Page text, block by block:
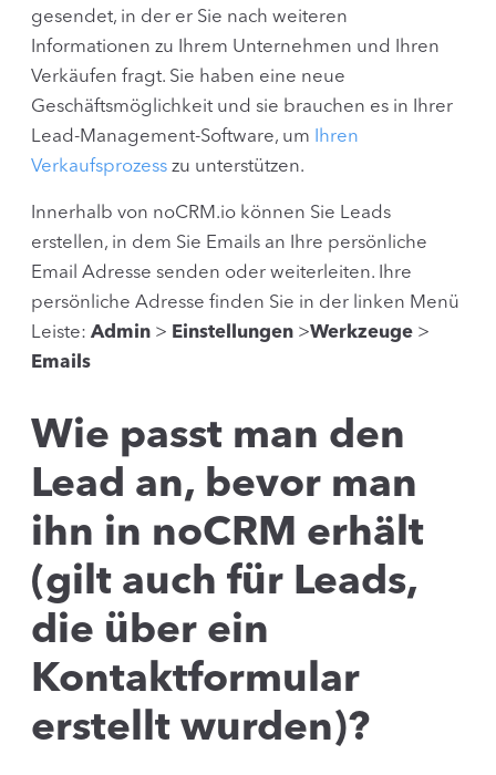
gesendet, in der er Sie nach weiteren
Informationen zu Ihrem Unternehmen und Ihren
Verkäufen fragt. Sie haben eine neue
Geschäftsmöglichkeit und sie brauchen es in Ihrer
Lead-Management-Software, um
Ihren
Verkaufsprozess zu unterstützen.
Innerhalb von noCRM.io können Sie Leads
erstellen, in dem Sie Emails an Ihre persönliche
Email Adresse senden oder weiterleiten. Ihre
persönliche Adresse finden Sie in der linken Menü
Leiste: Admin > Einstellungen >Werkzeuge >
Emails
Wie passt man den
Lead an, bevor man
ihn in noCRM erhält
(gilt auch für Leads,
die über ein
Kontaktformular
erstellt wurden)?